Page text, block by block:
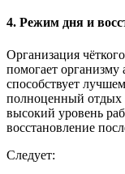
4. Режим дня и
Организация
помогает организму
способствует
полноценный отдых
высокий уровень
восстановление
Следует: